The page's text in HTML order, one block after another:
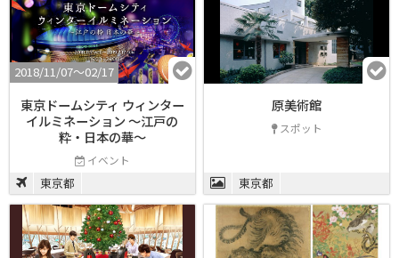
2018/11/07〜02/17
東京ドームシティ ウィンター
イルミネーション 〜江戸の
粋・日本の華〜
イベント
東京都
原美術館
スポット
東京都